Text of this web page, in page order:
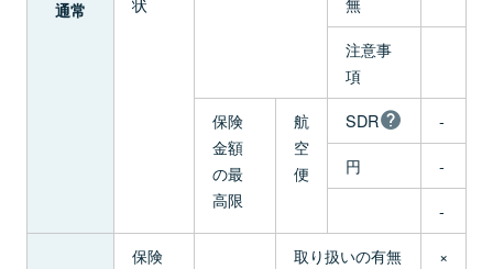
通常
注意事
項
保険
金額
の最
高限
航
空
便
SDR
-
円
-
-
保険
取り扱いの有無
×